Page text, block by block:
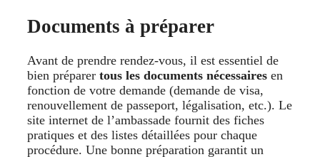
Documents à préparer
Avant de prendre rendez-vous, il est essentiel de
bien préparer tous les documents nécessaires en
fonction de votre demande (demande de visa,
renouvellement de passeport, légalisation, etc.). Le
site internet de l’ambassade fournit des fiches
pratiques et des listes détaillées pour chaque
procédure. Une bonne préparation garantit un